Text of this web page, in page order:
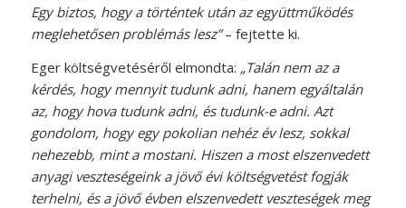
Egy biztos, hogy a történtek után az együttműködés
meglehetősen problémás lesz”– fejtette ki.
Eger költségvetéséről elmondta: „Talán nem az a
kérdés, hogy mennyit tudunk adni, hanem egyáltalán
az, hogy hova tudunk adni, és tudunk-e adni. Azt
gondolom, hogy egy pokolian nehéz év lesz, sokkal
nehezebb, mint a mostani. Hiszen a most elszenvedett
anyagi veszteségeink a jövő évi költségvetést fogják
terhelni, és a jövő évben elszenvedett veszteségek meg